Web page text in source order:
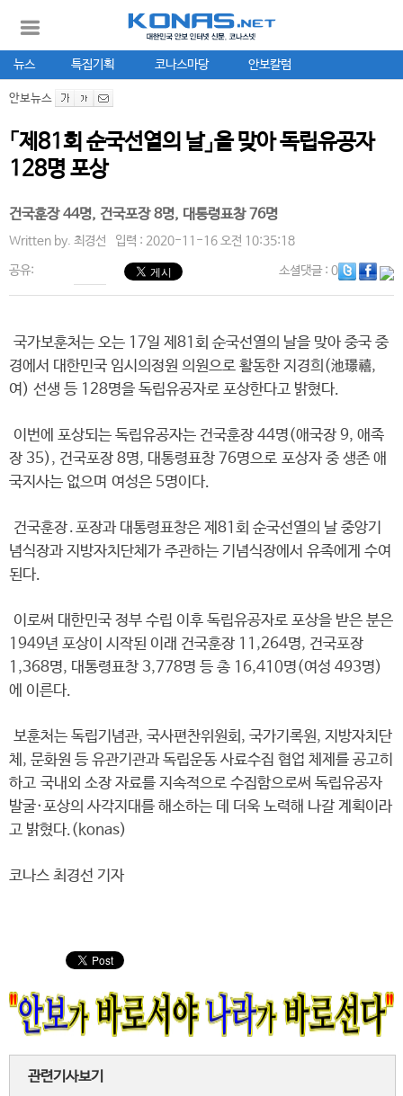
뉴스 특집기획 코나스마당 안보칼럼
안보뉴스
「제81회 순국선열의 날」을 맞아 독립유공자
128명 포상
건국훈장 44명, 건국포장 8명, 대통령표창 76명
Written by. 최경선 입력 : 2020-11-16 오전 10:35:18
공유: 소셜댓글: 0
국가보훈처는 오는 17일 제81회 순국선열의 날을 맞아 중국 중
경에서 대한민국 임시의정원 의원으로 활동한 지경희(池璟禧,
여) 선생 등 128명을 독립유공자로 포상한다고 밝혔다.
이번에 포상되는 독립유공자는 건국훈장 44명(애국장 9, 애족
장 35), 건국포장 8명, 대통령표창 76명으로 포상자 중 생존 애
국지사는 없으며 여성은 5명이다.
건국훈장․포장과 대통령표창은 제81회 순국선열의 날 중앙기
념식장과 지방자치단체가 주관하는 기념식장에서 유족에게 수여
된다.
이로써 대한민국 정부 수립 이후 독립유공자로 포상을 받은 분은
1949년 포상이 시작된 이래 건국훈장 11,264명, 건국포장
1,368명, 대통령표창 3,778명 등 총 16,410명(여성 493명)
에 이른다.
보훈처는 독립기념관, 국사편찬위원회, 국가기록원, 지방자치단
체, 문화원 등 유관기관과 독립운동 사료수집 협업 체제를 공고히
하고 국내외 소장 자료를 지속적으로 수집함으로써 독립유공자
발굴·포상의 사각지대를 해소하는 데 더욱 노력해 나갈 계획이라
고 밝혔다.(konas)
코나스 최경선 기자
관련기사보기